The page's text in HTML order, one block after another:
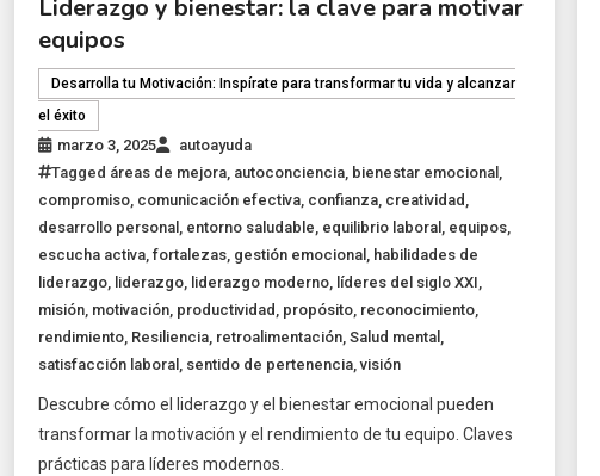
Liderazgo y bienestar: la clave para motivar
equipos
Desarrolla tu Motivación: Inspírate para transformar tu vida y alcanzar
el éxito
marzo 3, 2025
autoayuda
Tagged áreas de mejora autoconciencia bienestar emocional
compromiso comunicación efectiva confianza creatividad
desarrollo personal entorno saludable equilibrio laboral equipos
escucha activa ,fortalezas gestión emocional habilidades de
liderazgo liderazgo liderazgo moderno líderes del siglo XXI
misión motivación productividad propósito reconocimiento
rendimiento Resiliencia retroalimentación ,Salud mental
satisfacción laboral sentido de pertenencia ,visión
Descubre cómo el liderazgo y el bienestar emocional pueden
transformar la motivación y el rendimiento de tu equipo. Claves
prácticas para líderes modernos.